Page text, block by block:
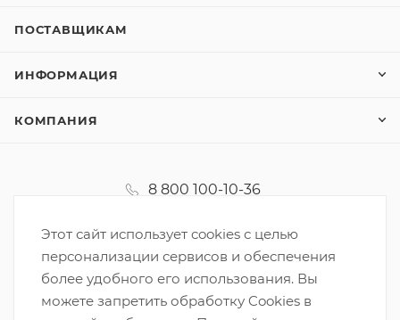
ПОСТАВЩИКАМ
ИНФОРМАЦИЯ
КОМПАНИЯ
8 800 100-10-36
Этот сайт использует cookies с целью
персонализации сервисов и обеспечения
более удобного его использования. Вы
можете запретить обработку Cookies в